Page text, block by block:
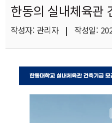
한동의 실내체육관
작성자: 관리자 | 작성일: